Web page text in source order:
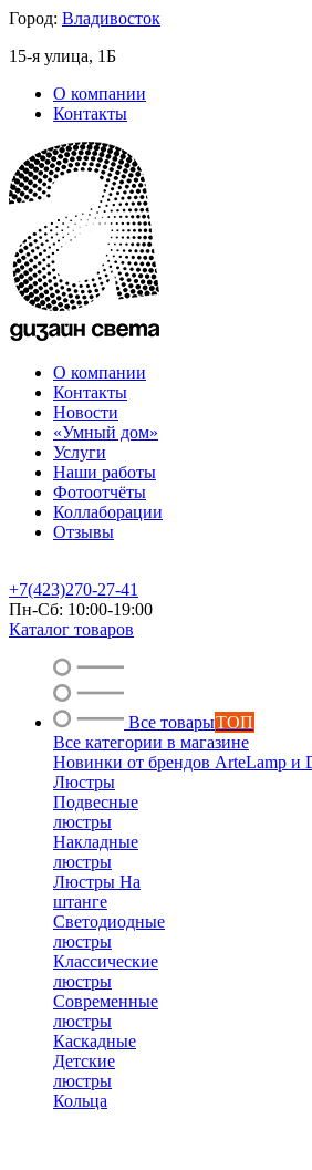
Город: Владивосток
15-я улица, 1Б
О компании
Контакты
О компании
Контакты
Новости
«Умный дом»
Услуги
Наши работы
Фотоотчёты
Коллаборации
Отзывы
+7(423)270-27-41
Пн-Сб: 10:00-19:00
Каталог товаров
Все товарыТОП
Все категории в магазине
Новинки от брендов ArteLamp и
Люстры
Подвесные
люстры
Накладные
люстры
Люстры На
штанге
Светодиодные
люстры
Классические
люстры
Современные
люстры
Каскадные
Детские
люстры
Кольца